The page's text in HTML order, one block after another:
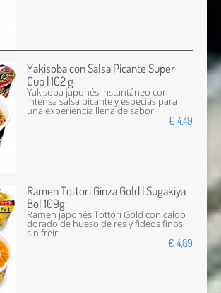
Yakisoba con Salsa Picante Super
Cup | 102 g
Yakisoba japonés instantáneo con
intensa salsa picante y especias para
una experiencia llena de sabor.
€ 4,49
Ramen Tottori Ginza Gold | Sugakiya
Bol 109g.
Ramen japonés Tottori Gold con caldo
dorado de hueso de res y fideos finos
sin freír.
€ 4,89